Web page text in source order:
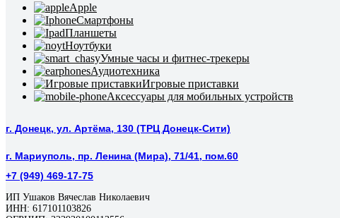
Apple
Смартфоны
Планшеты
Ноутбуки
Умные часы и фитнес-трекеры
Аудиотехника
Игровые приставки
Аксессуары для мобильных устройств
г. Донецк, ул. Артёма, 130 (ТРЦ Донецк-Сити)
г. Мариуполь, пр. Ленина (Мира), 71/41, пом.60
+7 (949) 469-17-75
ИП Ушаков Вячеслав Николаевич
ИНН: 617101103826